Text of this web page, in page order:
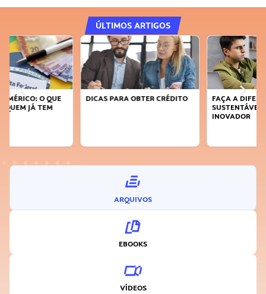
ÚLTIMOS ARTIGOS
DICAS PARA OBTER CRÉDITO
FAÇA A DIFERENÇA: SEJA
SUSTENTÁVEL, SEJA
ARQUIVOS
EBOOKS
VÍDEOS